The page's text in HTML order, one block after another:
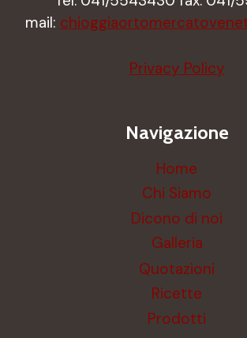
mail:
Privacy Policy
Navigazione
Home
Chi Siamo
Dicono di noi
Galleria
Quotazioni
Ricette
Prodotti